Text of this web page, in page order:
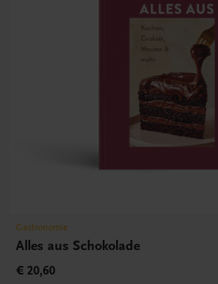
Gastronomie
Alles aus Schokolade
€ 20,60